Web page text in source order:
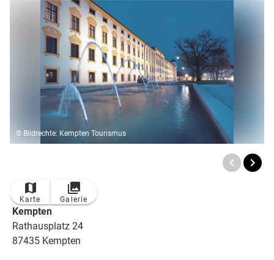
© Bildrechte: Kempten Tourismus
Karte Galerie
Kempten
Rathausplatz 24
87435 Kempten